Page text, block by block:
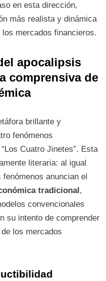
en esta dirección,
más realista y dinámica
mercados financieros.
apocalipsis
comprensiva de
brillante y
fenómenos
Cuatro Jinetes”. Esta
literaria: al igual
anuncian el
tradicional ,
convencionales
su intento de comprender
los mercados